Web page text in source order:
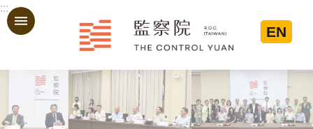
跳到主要內容區塊
:::
EN